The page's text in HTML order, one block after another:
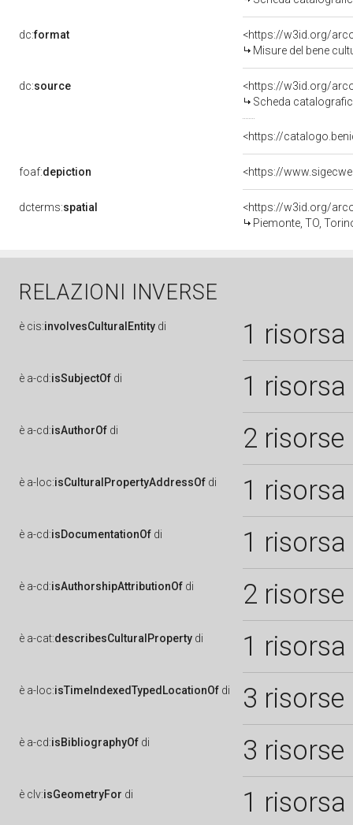
dc:format
<https://w3id.org/
Misure del bene
dc:source
<https://w3id.org/
Scheda
<https://
foaf:depiction <https://
dcterms:spatial
<https://w3id.org/
Piemonte, TO,
RELAZIONI INVERSE
è cis:involvesCulturalEntity di 1 risorsa
è a-cd:isSubjectOf di 1 risorsa
è a-cd:isAuthorOf di 2 risorse
è a-loc:isCulturalPropertyAddressOf di 1 risorsa
è a-cd:isDocumentationOf di 1 risorsa
è a-cd:isAuthorshipAttributionOf di 2 risorse
è a-cat:describesCulturalProperty di 1 risorsa
è a-loc:isTimeIndexedTypedLocationOf di 3 risorse
è a-cd:isBibliographyOf di 3 risorse
è clv:isGeometryFor di 1 risorsa